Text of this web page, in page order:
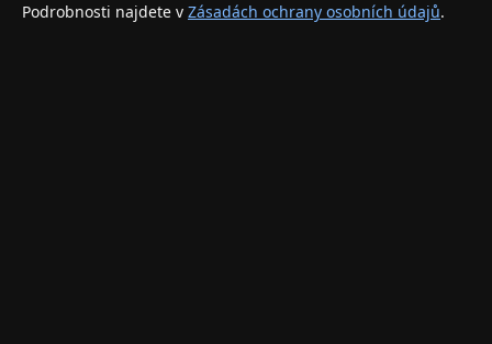
Doprava a doručení
Podrobnosti najdete v Zásadách ochrany osobních údajů.